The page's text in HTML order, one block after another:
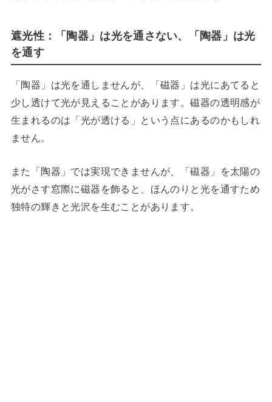
遮光性：
「陶器」は光を通さない、「陶器」は光
を通す
「陶器」は光を通しませんが、「磁器」は光にあてると
少し透けて光が見えることがあります。磁器の透明感が
生まれるのは「光が透ける」という点にあるのかもしれ
ません。
また「陶器」では実現できませんが、「磁器」を太陽の
光がさす窓際に磁器を飾ると、ほんのりと光を通すため
独特の輝きと光沢を生むことがあります。